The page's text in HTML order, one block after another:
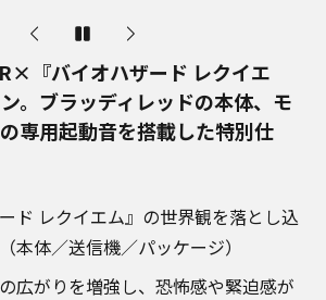
『バイオハザード レクイエ
。ブラッディレッドの本体、モ
専用起動音を搭載した特別仕
ド レクイエム』の世界観を落とし込
本体／送信機／パッケージ）
広がりを増強し、恐怖感や緊迫感が